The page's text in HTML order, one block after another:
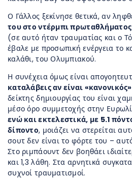
Ο Γάλλος ξεκίνησε θετικά, αν
του στο ντέρμπι
(σε αυτό ήταν τραυματίας και ο
έβαλε με προσωπική ενέργεια το
καλάθι, του Ολυμπιακού.
Η συνέχεια όμως είναι
καταλάβεις αν είναι
δείκτης δημιουργίας του είναι
μέσο όρο συμμετοχής στην
ενώ και εκτελεστικά, με 5.1
δίποντο, μοιάζει να στερείται
σουτ δεν είναι το φόρτε του –
Στο ριμπάουντ δεν βοηθάει
και 1,3 λάθη. Στα αρνητικά
συχνοί τραυματισμοί.